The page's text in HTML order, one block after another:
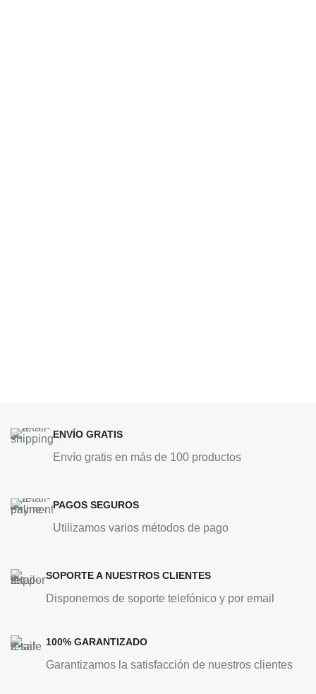
ENVÍO GRATIS
Envío gratis en más de 100 productos
PAGOS SEGUROS
Utilizamos varios métodos de pago
SOPORTE A NUESTROS CLIENTES
Disponemos de soporte telefónico y por email
100% GARANTIZADO
Garantizamos la satisfacción de nuestros clientes